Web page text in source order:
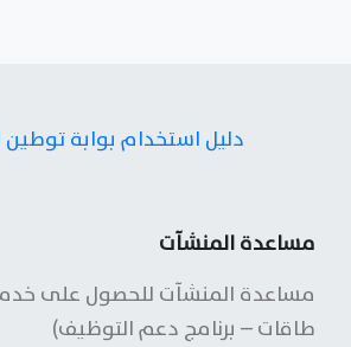
دليل استخدام بوابة
مساعدة المنشآت
مساعدة المنشآت للحصول على
طاقات – برنامج دعم التوظيف)